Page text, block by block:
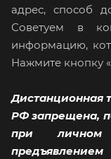
адрес, способ
Советуем в
информацию,
Нажмите кнопку
Дистанционная
РФ запрещена,
при